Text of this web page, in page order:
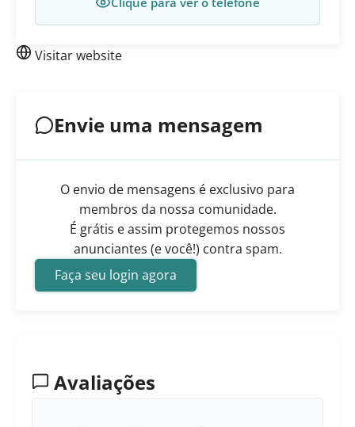
Visitar website
Envie uma mensagem
O envio de mensagens é exclusivo para
membros da nossa comunidade.
É grátis e assim protegemos nossos
anunciantes (e você!) contra spam.
Faça seu login agora
Avaliações